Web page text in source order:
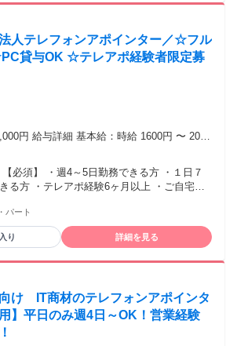
人テレフォンアポインター／☆フル
貸与OK ☆テレアポ経験者限定募
円 給与詳細 基本給：時給 1600円 〜 2000
必須】 ・週4～5日勤務できる方 ・１日７
る方 ・テレアポ経験6ヶ月以上 ・ご自宅の
ポジティブアクション）
パート
り 詳細を見る
け IT商材のテレフォンアポインタ
】平日のみ週4日～OK！営業経験